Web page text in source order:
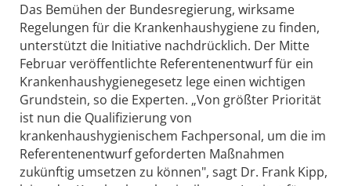
Das Bemühen der Bundesregierung, wirksame
Regelungen für die Krankenhaushygiene zu finden,
unterstützt die Initiative nachdrücklich. Der Mitte
Februar veröffentlichte Referentenentwurf für ein
Krankenhaushygienegesetz lege einen wichtigen
Grundstein, so die Experten. „Von größter Priorität
ist nun die Qualifizierung von
krankenhaushygienischem Fachpersonal, um die im
Referentenentwurf geforderten Maßnahmen
zukünftig umsetzen zu können", sagt Dr. Frank Kipp,